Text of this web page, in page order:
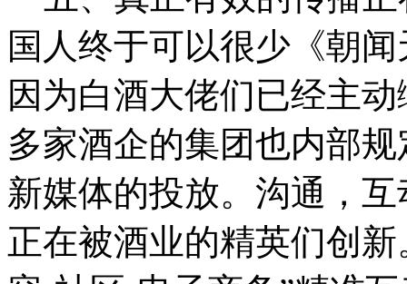
国人终于可以很少《朝
因为白酒大佬们已经主
多家酒企的集团也内部
新媒体的投放。沟通，
正在被酒业的精英们创